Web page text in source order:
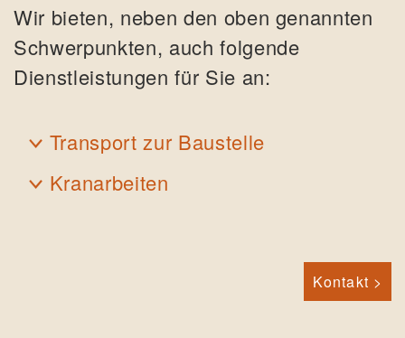
Wir bieten, neben den oben genannten
Schwerpunkten, auch folgende
Dienstleistungen für Sie an:
Transport zur Baustelle
Kranarbeiten
Kontakt >